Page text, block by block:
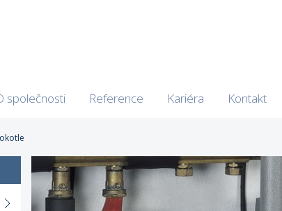
společnosti Reference Kariéra Kontakt